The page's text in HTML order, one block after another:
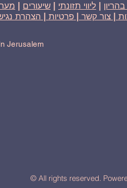
ליווי תזונתי שיעורים
| צור קשר |פרטיות | הצהרת
Jerusalem
© All rights reserved.